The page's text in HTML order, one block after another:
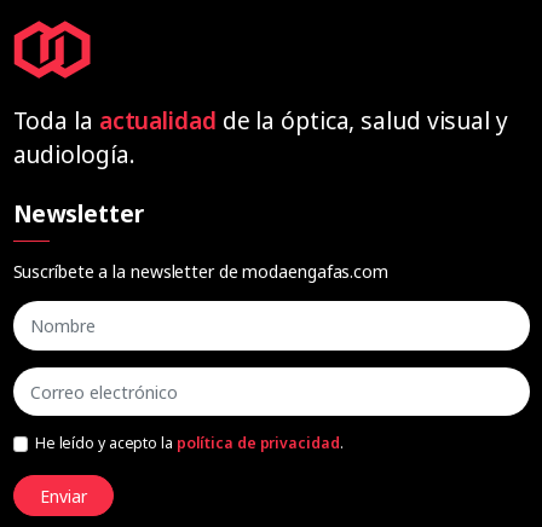
Toda la actualidad de la óptica, salud visual y
audiología.
Newsletter
Suscríbete a la newsletter de modaengafas.com
He leído y acepto la política de privacidad.
Enviar